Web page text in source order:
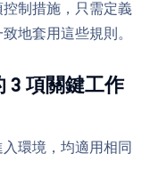
制措施，只需定義
地套用這些規則。
3 項關鍵工作
入環境，均適用相同